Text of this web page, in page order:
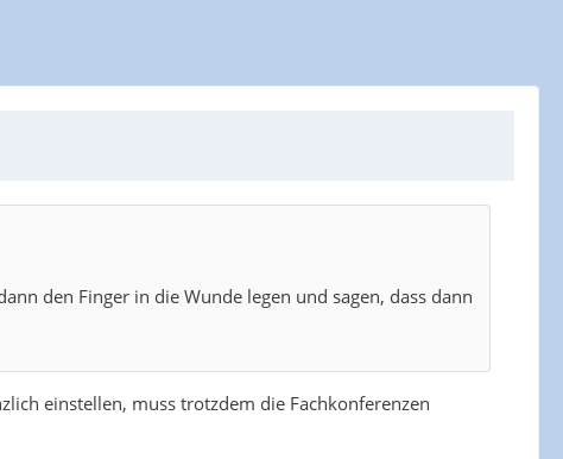
den Finger in die Wunde legen und sagen, dass dann
einstellen, muss trotzdem die Fachkonferenzen